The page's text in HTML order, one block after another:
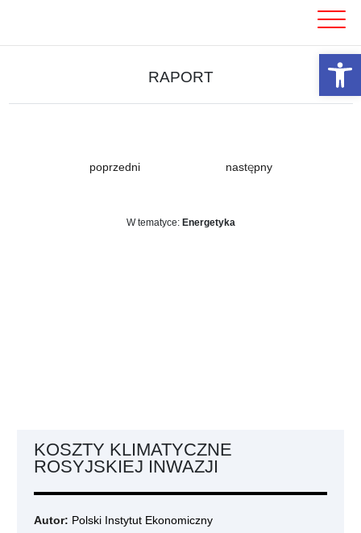
RAPORT
poprzedni następny
W tematyce: Energetyka
KOSZTY KLIMATYCZNE
ROSYJSKIEJ INWAZJI
Autor: Polski Instytut Ekonomiczny